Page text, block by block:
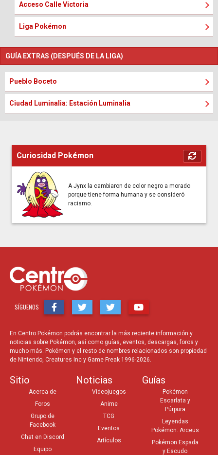
Acceso Calle Victoria
Liga Pokémon
GUÍA EXTRAS (DESPUÉS DE LA LIGA)
Pueblo Boceto
Ciudad Luminalia: Estación Luminalia
Curiosidad Pokémon
A Jynx la cambiaron de color negro a morado
porque tiene forma humana y se consideró
racismo.
SÍGUENOS
En Centro Pokémon podrás encontrar la más reciente información y
noticias sobre Pokémon, así como guías, eventos, descargas, foros y
mucho más. Pokémon y el resto de nombres relacionados son propiedad
de Nintendo, Creatures Inc y Game Freak 1996-2026.
Sitio
Acerca de
Foros
Grupo de
Facebook
Chat en Discord
Equipo
Noticias
Videojuegos
Anime
TCG
Eventos
Artículos
Guías
Pokémon
Escarlata y
Púrpura
Leyendas
Pokémon: Arceus
Pokémon Espada
y Escudo